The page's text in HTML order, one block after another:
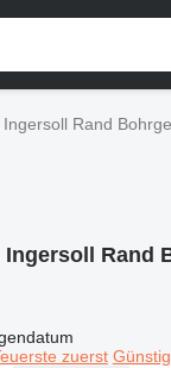
Ingersoll Rand
Ingersoll Rand
zuerst